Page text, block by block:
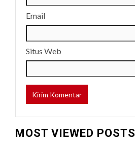
Email
Situs Web
MOST VIEWED POSTS